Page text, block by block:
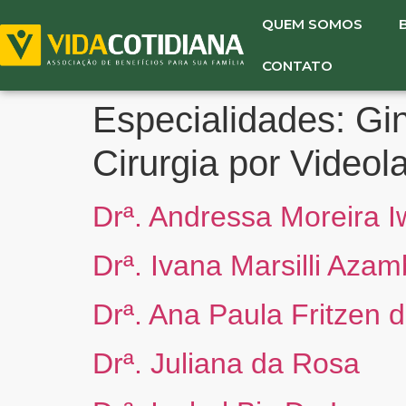
QUEM SOMOS
CONTATO
Especialidades:
Cirurgia por
Drª. Andressa Moreira
Drª. Ivana Marsilli
Drª. Ana Paula Fritzen
Drª. Juliana da Rosa